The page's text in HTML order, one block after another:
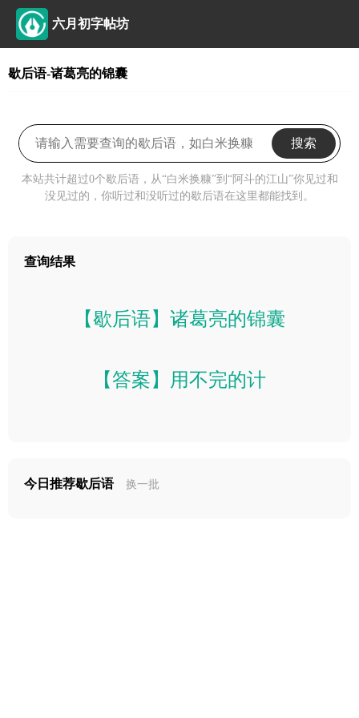
六月初字帖坊
歇后语-诸葛亮的锦囊
搜索
本站共计超过0个歇后语，从“白米换糠”到“阿斗的江山”你见过和
没见过的，你听过和没听过的歇后语在这里都能找到。
查询结果
【歇后语】诸葛亮的锦囊
【答案】用不完的计
今日推荐歇后语 换一批